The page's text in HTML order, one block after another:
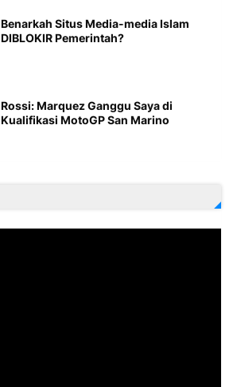
Benarkah Situs Media-media Islam
DIBLOKIR Pemerintah?
Rossi: Marquez Ganggu Saya di
Kualifikasi MotoGP San Marino